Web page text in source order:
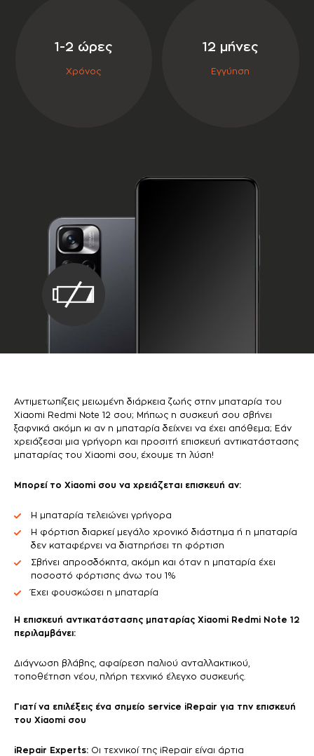
1-2 ώρες
Χρόνος
12 μήνες
Εγγύηση
Αντιμετωπίζεις μειωμένη διάρκεια ζωής στην μπαταρία του
Xiaomi Redmi Note 12 σου; Μήπως η συσκευή σου σβήνει
ξαφνικά ακόμη κι αν η μπαταρία δείχνει να έχει απόθεμα; Εάν
χρειάζεσαι μια γρήγορη και προσιτή επισκευή αντικατάστασης
μπαταρίας του Xiaomi σου, έχουμε τη λύση!
Μπορεί το Xiaomi σου να χρειάζεται επισκευή αν:
Η μπαταρία τελειώνει γρήγορα
Η φόρτιση διαρκεί μεγάλο χρονικό διάστημα ή η μπαταρία
δεν καταφέρνει να διατηρήσει τη φόρτιση
Σβήνει απροσδόκητα, ακόμη και όταν η μπαταρία έχει
ποσοστό φόρτισης άνω του 1%
Έχει φουσκώσει η μπαταρία
Η επισκευή αντικατάστασης μπαταρίας Xiaomi Redmi Note 12
περιλαμβάνει:
Διάγνωση βλάβης, αφαίρεση παλιού ανταλλακτικού,
τοποθέτηση νέου, πλήρη τεχνικό έλεγχο συσκευής.
Γιατί να επιλέξεις ένα σημείο service iRepair για την επισκευή
του Xiaomi σου
iRepair Experts: Οι τεχνικοί της iRepair είναι άρτια